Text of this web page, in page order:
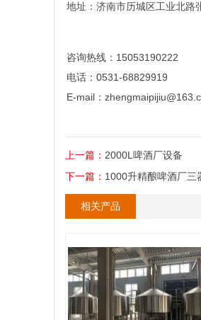
地址：济南市历城区工业北路
咨询热线：15053190222
电话：0531-68829919
E-mail：
上一篇： 2000L啤酒厂设备
下一篇： 1000升精酿啤酒厂三
相关产品